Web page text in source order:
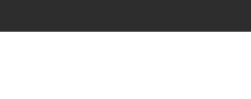
มชันไทยบนเวทีนานาชาติ ที่ประเทศอังกฤษ :